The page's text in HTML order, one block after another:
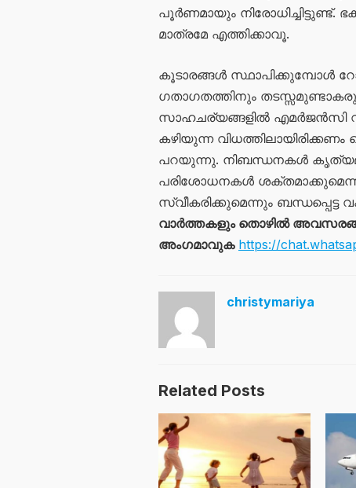
പൂർണമായും നിരോധിച്ചിട്ടുണ്ട്.
മാത്രമേ എത്തിക്കാവൂ.
കൂടാരങ്ങൾ സ്ഥാപിക്കുമ്പോൾ
ഗതാഗതത്തിനും
സാഹചര്യങ്ങളിൽ എമർജൻസി
കഴിയുന്ന വിധത്തിലായിരിക്കണം
പറയുന്നു. നിബന്ധനകൾ
പരിശോധനകൾ
സ്വീകരിക്കുമെന്നും ബന്ധപ്പെട്ട
വാർത്തകളും തൊഴിൽ
അംഗമാവുക https://
christymariya
Related Posts